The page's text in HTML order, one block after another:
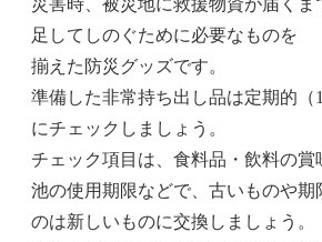
災害時、被災地に救援物資が届くま
足してしのぐために必要なものを
揃えた防災グッズです。
準備した非常持ち出し品は定期的（
にチェックしましょう。
チェック項目は、食料品・飲料の賞
池の使用期限などで、古いものや期
のは新しいものに交換しましょう。